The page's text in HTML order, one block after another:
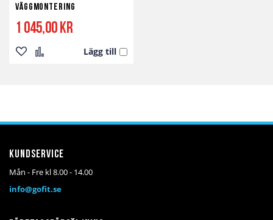
väggmontering
1 045,00 kr
Lägg till
Lägg Lägg
Kundservice
Mån - Fre kl 8.00 - 14.00
info@gofit.se